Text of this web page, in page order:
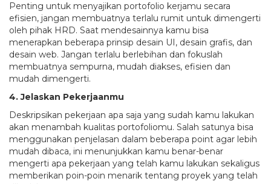
Penting untuk menyajikan portofolio kerjamu secara
efisien, jangan membuatnya terlalu rumit untuk dimengerti
oleh pihak HRD. Saat mendesainnya kamu bisa
menerapkan beberapa prinsip desain UI, desain grafis, dan
desain web. Jangan terlalu berlebihan dan fokuslah
membuatnya sempurna, mudah diakses, efisien dan
mudah dimengerti.
4. Jelaskan Pekerjaanmu
Deskripsikan pekerjaan apa saja yang sudah kamu lakukan
akan menambah kualitas portofoliomu. Salah satunya bisa
menggunakan penjelasan dalam beberapa point agar lebih
mudah dibaca, ini menunjukkan kamu benar-benar
mengerti apa pekerjaan yang telah kamu lakukan sekaligus
memberikan poin-poin menarik tentang proyek yang telah